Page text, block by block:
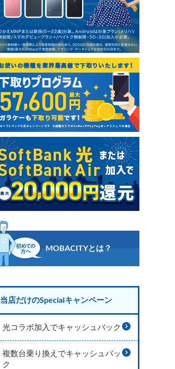
MOBACITYとは？
当店だけのSpecialキャンペーン
光コラボ加入でキャッシュバック
複数台乗り換えでキャッシュバッ
ク